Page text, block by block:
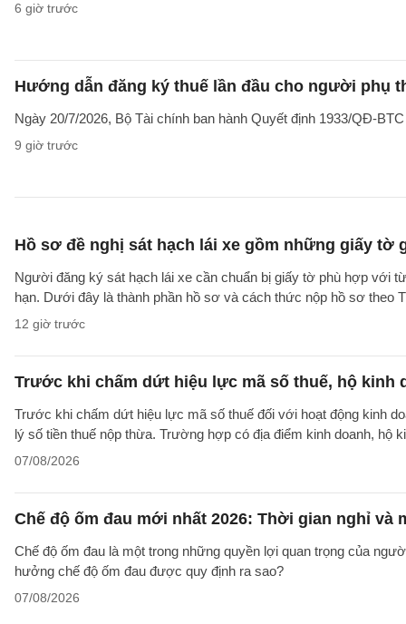
6 giờ trước
Hướng dẫn đăng ký thuế lần đầu cho người phụ
Ngày 20/7/2026, Bộ Tài chính ban hành Quyết định 1933/QĐ-
9 giờ trước
Hồ sơ đề nghị sát hạch lái xe gồm những giấy tờ
Người đăng ký sát hạch lái xe cần chuẩn bị giấy tờ phù hợp với
hạn. Dưới đây là thành phần hồ sơ và cách thức nộp hồ sơ theo
12 giờ trước
Trước khi chấm dứt hiệu lực mã số thuế, hộ kinh
Trước khi chấm dứt hiệu lực mã số thuế đối với hoạt động kinh
lý số tiền thuế nộp thừa. Trường hợp có địa điểm kinh doanh, hộ
07/08/2026
Chế độ ốm đau mới nhất 2026: Thời gian nghỉ và
Chế độ ốm đau là một trong những quyền lợi quan trọng của
hưởng chế độ ốm đau được quy định ra sao?
07/08/2026